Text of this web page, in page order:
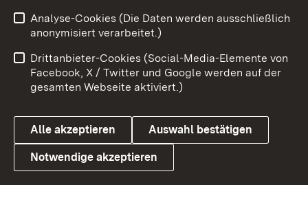
Link zum Landesportal
Impressum
Kontakt
Barrierefreiheit
Datenschutz
Cookies
Analyse-Cookies (Die Daten werden ausschließlich
anonymisiert verarbeitet.)
Drittanbieter-Cookies (Social-Media-Elemente von
Facebook, X / Twitter und Google werden auf der
gesamten Webseite aktiviert.)
Alle akzeptieren Auswahl bestätigen
Notwendige akzeptieren